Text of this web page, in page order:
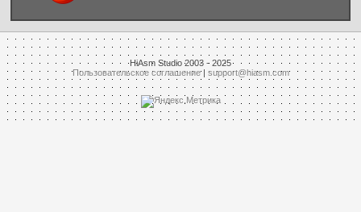
HiAsm Studio 2003 - 2025
Пользовательское соглашение| support@hiasm.com